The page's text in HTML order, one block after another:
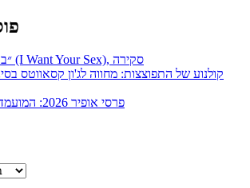
״בוסית בהפרעה״ (I Want Your Sex), סקירה
קולנוע של התפוצצות: מחווה לג'ון קסאווטס
פרסי אופיר 2026: המועמדים והמועמדות